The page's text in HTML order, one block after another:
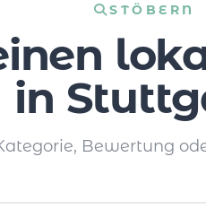
STÖBERN
in
Bewertung